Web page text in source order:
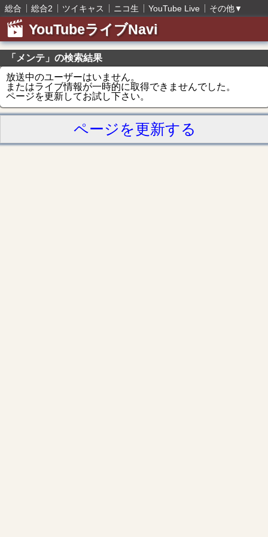
総合 総合2 ツイキャス ニコ生 YouTube Live その他▼
YouTubeライブNavi
「メンテ」の検索結果
放送中のユーザーはいません。
またはライブ情報が一時的に取得できませんでした。
ページを更新してお試し下さい。
ページを更新する